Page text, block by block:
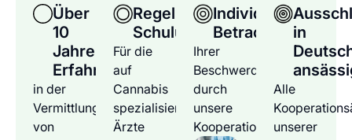
Über
10
Jahre
Erfahrung
in der
Vermittlung
von
Regelmäßige
Schulungen
Für die
auf
Cannabis
spezialisierten
Ärzte
Individuelle
Betrachtung
Ihrer
Beschwerden
durch
unsere
Kooperationsärzte
in
Alle
unserer